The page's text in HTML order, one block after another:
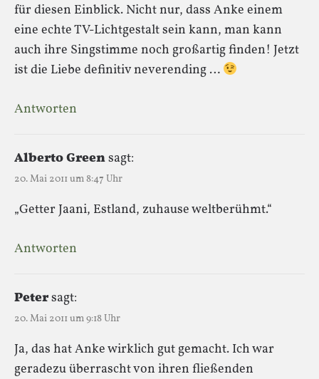
für diesen Einblick. Nicht nur, dass Anke einem
eine echte TV-Lichtgestalt sein kann, man kann
auch ihre Singstimme noch großartig finden! Jetzt
ist die Liebe definitiv neverending …
Antworten
Alberto Greensagt:
20. Mai 2011 um 8:47 Uhr
„Getter Jaani, Estland, zuhause weltberühmt.“
Antworten
Petersagt:
20. Mai 2011 um 9:18 Uhr
Ja, das hat Anke wirklich gut gemacht. Ich war
geradezu überrascht von ihren fließenden